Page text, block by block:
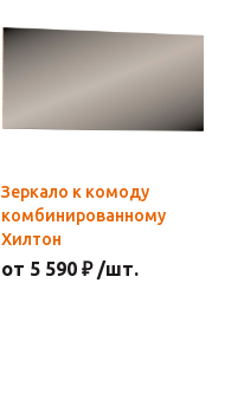
Зеркало к комоду
комбинированному
Хилтон
от 5 590 ₽ /шт.